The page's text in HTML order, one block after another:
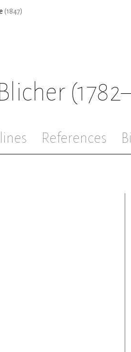
(1847)
References